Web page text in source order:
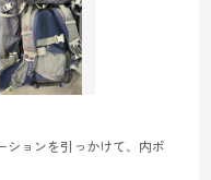
ョンを引っかけて、内ポ